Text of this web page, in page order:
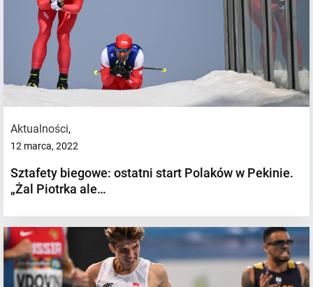
Aktualności,
12 marca, 2022
Sztafety biegowe: ostatni start Polaków w Pekinie.
„Żal Piotrka ale…